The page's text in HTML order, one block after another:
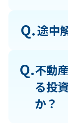
Q.途中
Q.不動
る投
か？